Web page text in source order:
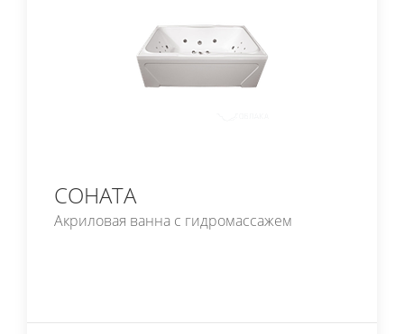
СОНАТА
Акриловая ванна с гидромассажем